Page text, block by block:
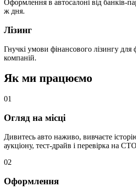
Оформлення в автосалоні від банків-
ж дня.
Лізинг
Гнучкі умови фінансового лізингу для
компаній.
Як ми працюємо
01
Огляд на місці
Дивитесь авто наживо, вивчаєте
аукціону, тест-драйв і перевірка на
02
Оформлення